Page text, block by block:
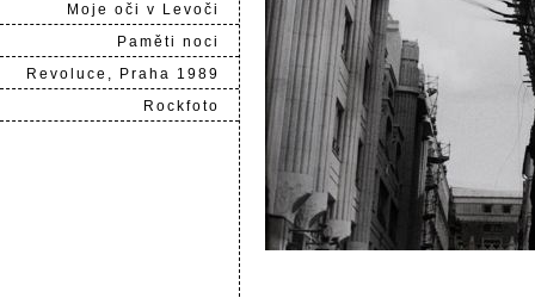
Moje oči v Levoči
Paměti noci
Revoluce, Praha 1989
Rockfoto